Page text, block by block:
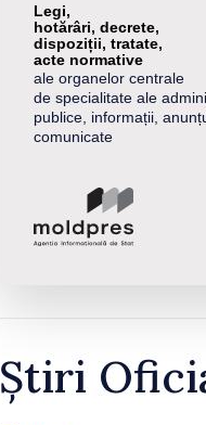
Legi,
hotărâri, decrete,
dispoziții, tratate,
acte normative
ale organelor centrale
de specialitate ale
publice, informații,
comunicate
Știri